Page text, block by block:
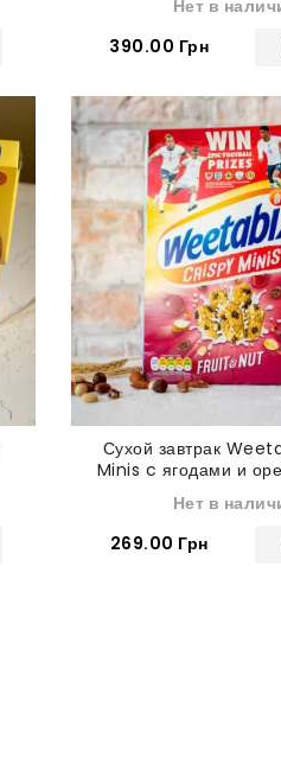
Нет в
390.00 Грн
Сухой завтрак
Minis c ягодами и
Нет в
269.00 Грн